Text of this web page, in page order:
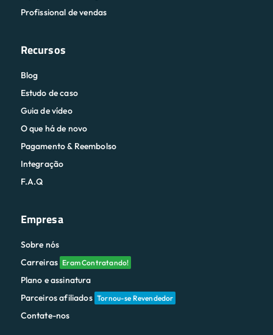
Profissional de vendas
Recursos
Blog
Estudo de caso
Guia de vídeo
O que há de novo
Pagamento & Reembolso
Integração
F.A.Q
Empresa
Sobre nós
Carreiras Eram Contratando!
Plano e assinatura
Parceiros afiliados Tornou-se Revendedor
Contate-nos